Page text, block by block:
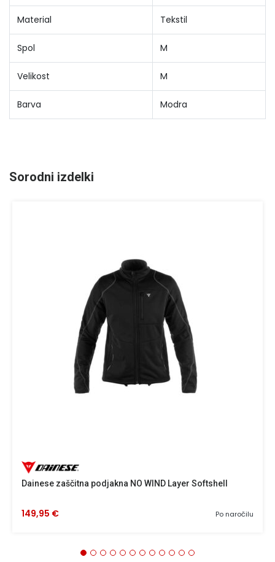
Material Tekstil
Spol M
Velikost M
Barva Modra
Sorodni izdelki
Dainese zaščitna podjakna NO WIND Layer Softshell
Po naročilu
149,95 €